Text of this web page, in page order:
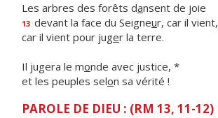
Les arbres des forêts dansent de joie
13 devant la face du Seigneur, car il vient,
car il vient pour juger la terre.
Il jugera le monde avec justice, *
et les peuples selon sa vérité !
PAROLE DE DIEU : (RM 13, 11-12)